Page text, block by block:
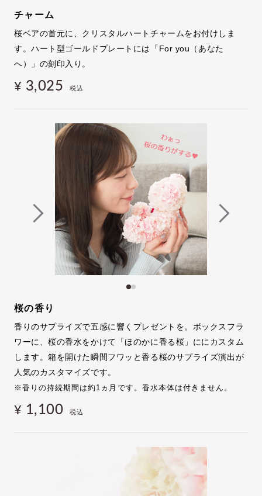
チャーム
桜ベアの首元に、クリスタルハートチャームをお付けしま
す。ハート型ゴールドプレートには「For you（あなた
へ）」の刻印入り。
¥ 3,025 税込
桜の香り
香りのサプライズで五感に響くプレゼントを。ボックスフラ
ワーに、桜の香水をかけて「ほのかに香る桜」ににカスタム
します。箱を開けた瞬間フワッと香る桜のサプライズ演出が
人気のカスタマイズです。
※香りの持続期間は約1ヵ月です。香水本体は付きません。
¥ 1,100 税込